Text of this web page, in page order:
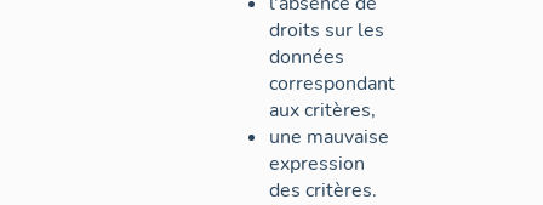
droits sur les
données
correspondant
aux critères,
une mauvaise
expression
des critères.